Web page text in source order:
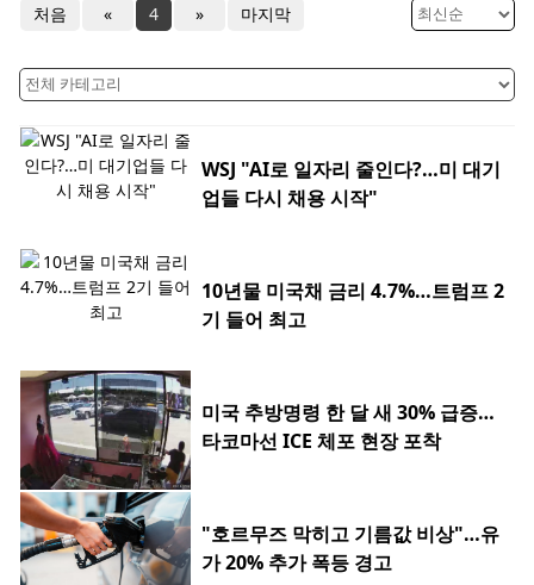
처음 « 4 » 마지막
WSJ "AI로 일자리 줄인다?…미 대기
업들 다시 채용 시작"
10년물 미국채 금리 4.7%…트럼프 2
기 들어 최고
미국 추방명령 한 달 새 30% 급증…
타코마선 ICE 체포 현장 포착
"호르무즈 막히고 기름값 비상"…유
가 20% 추가 폭등 경고